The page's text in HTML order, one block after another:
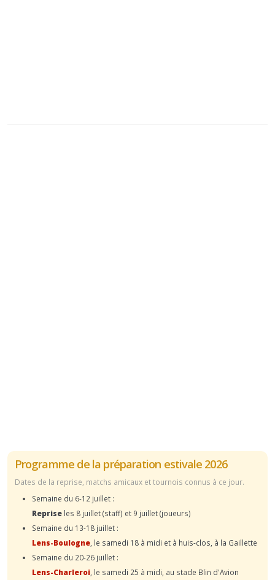
Programme de la préparation estivale 2026
Dates de la reprise, matchs amicaux et tournois connus à ce jour.
Semaine du 6-12 juillet :
Reprise les 8 juillet (staff) et 9 juillet (joueurs)
Semaine du 13-18 juillet :
Lens-Boulogne , le samedi 18 à midi et à huis-clos, à la Gaillette
Semaine du 20-26 juillet :
Lens-Charleroi , le samedi 25 à midi, au stade Blin d'Avion